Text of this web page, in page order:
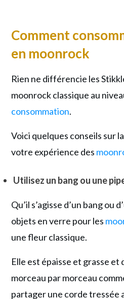
Comment
en moonrock
Rien ne différencie les
moonrock classique au
consommation.
Voici quelques conseils sur
votre expérience des
Utilisez un bang ou une
Qu’il s’agisse d’un bang ou
objets en verre pour les
une fleur classique.
Elle est épaisse et grasse
morceau par morceau
partager une corde tressée